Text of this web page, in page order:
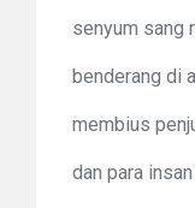
senyum sang
benderang di
membius
dan para